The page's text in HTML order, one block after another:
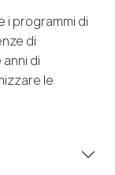
i programmi di
di
di
le